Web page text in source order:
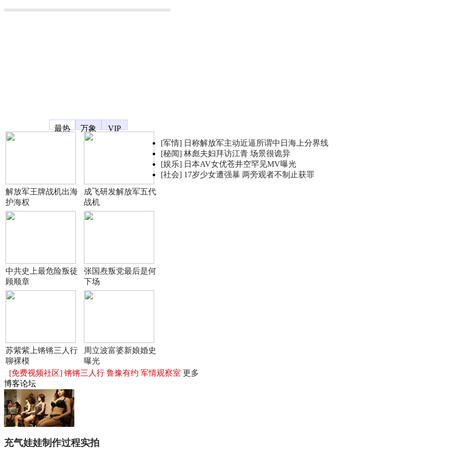
最热
万象 VIP
解放军王牌战机出海
护海权
成飞研发解放军五代
战机
中共史上最危险叛徒
顾顺章
张国焘叛党最后是何
下场
苏紫紫上锵锵三人行
聊裸模
周立波富婆新娘婚史
曝光
[军情] 日称解放军主动近逼所谓中日海上分界线
[秘闻] 林彪夫妇拜访江青 场景很诡异
[娱乐] 日本AV女优苍井空罕见MV曝光
[社会] 17岁少女遭强暴 两旁观者不制止获罪
[免费视频社区] 锵锵三人行 鲁豫有约 军情观察室 更多
博客论坛
充气娃娃制作过程实拍